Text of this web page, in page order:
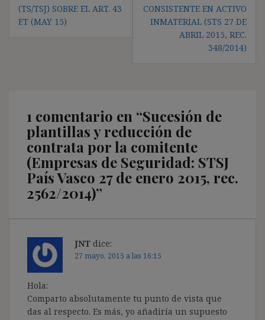
entradas
(TS/TSJ) SOBRE EL ART. 43
ET (MAY 15)
CONSISTENTE EN ACTIVO
INMATERIAL (STS 27 DE
ABRIL 2015, REC.
348/2014)
1 comentario en “Sucesión de
plantillas y reducción de
contrata por la comitente
(Empresas de Seguridad: STSJ
País Vasco 27 de enero 2015, rec.
2562/2014)”
JNT dice:
27 mayo, 2015 a las 16:15
Hola:
Comparto absolutamente tu punto de vista que
das al respecto. Es más, yo añadiría un supuesto